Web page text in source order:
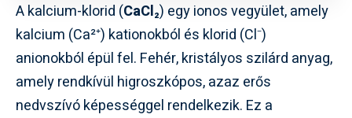
A kalcium-klorid (CaCl₂) egy ionos vegyület, amely
kalcium (Ca²⁺) kationokból és klorid (Cl⁻)
anionokból épül fel. Fehér, kristályos szilárd anyag,
amely rendkívül higroszkópos, azaz erős
nedvszívó képességgel rendelkezik. Ez a